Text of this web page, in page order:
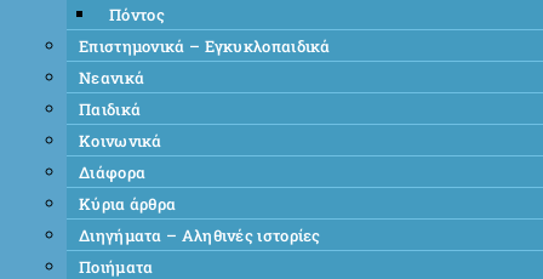
Πόντος
Επιστημονικά – Εγκυκλοπαιδικά
Νεανικά
Παιδικά
Κοινωνικά
Διάφορα
Κύρια άρθρα
Διηγήματα – Αληθινές ιστορίες
Ποιήματα